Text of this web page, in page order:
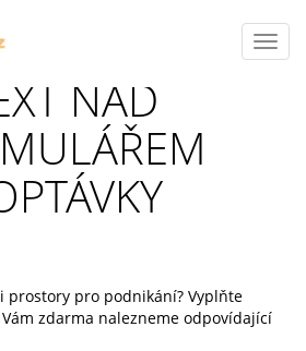
NAD
prostory pro podnikání? Vyplňte
zdarma nalezneme odpovídající